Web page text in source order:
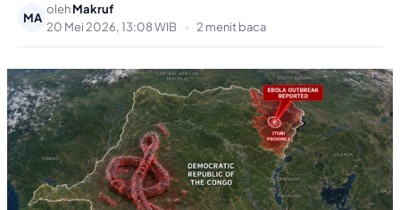
MA
olehMakruf
20 Mei 2026, 13:08 WIB
• 2 menit baca